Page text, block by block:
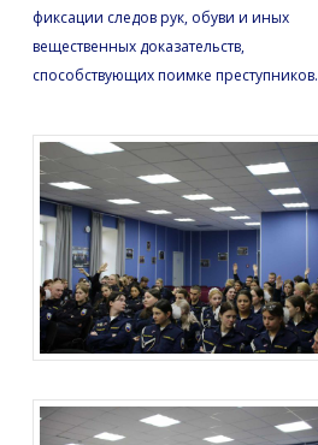
фиксации следов рук, обуви и иных
вещественных доказательств,
способствующих поимке преступников.